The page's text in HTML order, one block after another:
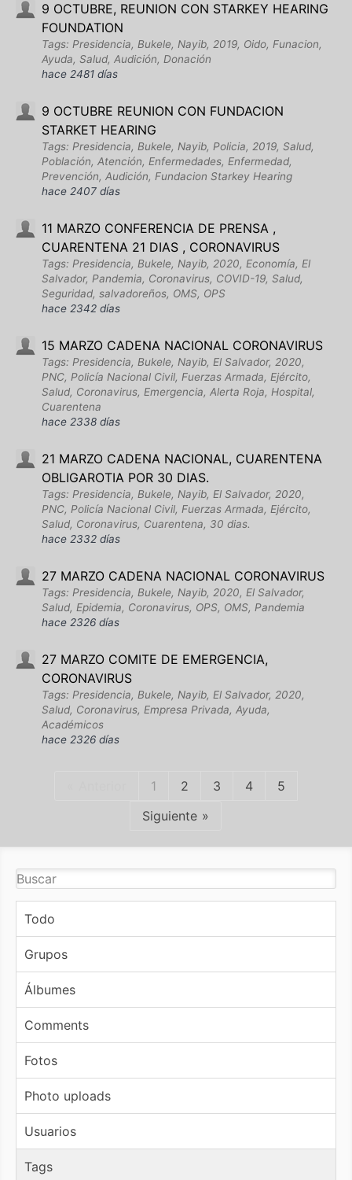
9 OCTUBRE, REUNION CON STARKEY HEARING
FOUNDATION
Tags: Presidencia, Bukele, Nayib, 2019, Oido, Funacion,
Ayuda, Salud, Audición, Donación
hace 2481 días
9 OCTUBRE REUNION CON FUNDACION
STARKET HEARING
Tags: Presidencia, Bukele, Nayib, Policia, 2019, Salud,
Población, Atención, Enfermedades, Enfermedad,
Prevención, Audición, Fundacion Starkey Hearing
hace 2407 días
11 MARZO CONFERENCIA DE PRENSA ,
CUARENTENA 21 DIAS , CORONAVIRUS
Tags: Presidencia, Bukele, Nayib, 2020, Economía, El
Salvador, Pandemia, Coronavirus, COVID-19, Salud,
Seguridad, salvadoreños, OMS, OPS
hace 2342 días
15 MARZO CADENA NACIONAL CORONAVIRUS
Tags: Presidencia, Bukele, Nayib, El Salvador, 2020,
PNC, Policía Nacional Civil, Fuerzas Armada, Ejército,
Salud, Coronavirus, Emergencia, Alerta Roja, Hospital,
Cuarentena
hace 2338 días
21 MARZO CADENA NACIONAL, CUARENTENA
OBLIGAROTIA POR 30 DIAS.
Tags: Presidencia, Bukele, Nayib, El Salvador, 2020,
PNC, Policía Nacional Civil, Fuerzas Armada, Ejército,
Salud, Coronavirus, Cuarentena, 30 dias.
hace 2332 días
27 MARZO CADENA NACIONAL CORONAVIRUS
Tags: Presidencia, Bukele, Nayib, 2020, El Salvador,
Salud, Epidemia, Coronavirus, OPS, OMS, Pandemia
hace 2326 días
27 MARZO COMITE DE EMERGENCIA,
CORONAVIRUS
Tags: Presidencia, Bukele, Nayib, El Salvador, 2020,
Salud, Coronavirus, Empresa Privada, Ayuda,
Académicos
hace 2326 días
1 2 3 4
5
Siguiente
Todo
Grupos
Álbumes
Comments
Fotos
Photo uploads
Usuarios
Tags